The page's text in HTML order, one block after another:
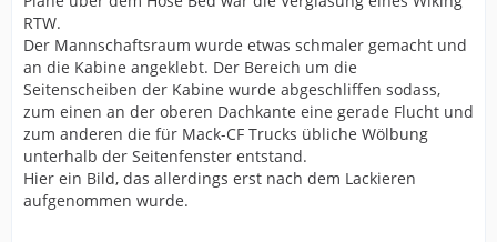
RTW.
Der Mannschaftsraum wurde etwas schmaler gemacht und
an die Kabine angeklebt. Der Bereich um die
Seitenscheiben der Kabine wurde abgeschliffen sodass,
zum einen an der oberen Dachkante eine gerade Flucht und
zum anderen die für Mack-CF Trucks übliche Wölbung
unterhalb der Seitenfenster entstand.
Hier ein Bild, das allerdings erst nach dem Lackieren
aufgenommen wurde.